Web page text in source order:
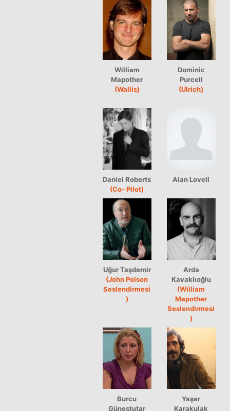
William
Mapother
(Wallis)
Dominic
Purcell
(Ulrich)
Daniel Roberts
(Co- Pilot)
Alan Lovell
Uğur Taşdemir
(John Polson
Seslendirmesi
)
Arda
Kavaklıoğlu
(William
Mapother
Seslendirmesi
)
Burcu
Güneştutar
Yaşar
Karakulak